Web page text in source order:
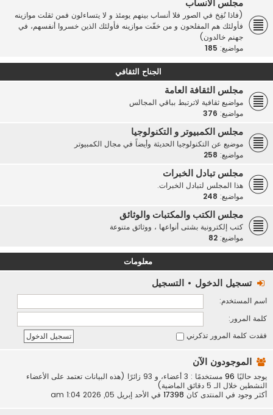
مجلس الأنساب
(فاذا نُفِخ في الصور فلا أنساب بينهم يومئذ و لا يتساءلون فمن ثقلت موازينه
فأولئك هم المفلحون و من خفّت موازينه فأولئك الذين خسروا أنفسهم، في
جهنم خالدون)
مواضيع: 185
الجناح الثقافي
مجلس الثقافة العامة
مواضيع ثقافية لاترتبط بباقي المجالس
مواضيع: 376
مجلس الكمبيوتر و التكنولوجيا
موضيع عن التكنولوجيا الحديثة وأيضاً في مجال الكمبيوتر
مواضيع: 258
مجلس تبادل الخبرات
هذا المجلس لتبادل الخبرات.
مواضيع: 248
مجلس الكتب والمكتبات والوثائق
كتب إلكترونية بشتى أنواعها ، ووثائق متنوعة
مواضيع: 82
معلومات
تسجيل الدخول • التسجيل
اسم المستخدم:
كلمة المرور:
فقدت كلمة المرور تذكرني
الموجودون الآن
يوجد حاليًا 96
مستخدمًا : 3 أعضاء، و 93 زائرًا (هذه البيانات تعتمد على الأعضاء
النشطين خلال الـ 5 دقائق الماضية)
أكثر وجود في المنتدى كان 17398 في الأحد إبريل 05, 2026 1:04 am